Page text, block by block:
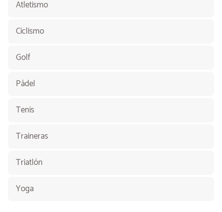
Atletismo
Ciclismo
Golf
Pádel
Tenis
Traineras
Triatlón
Yoga